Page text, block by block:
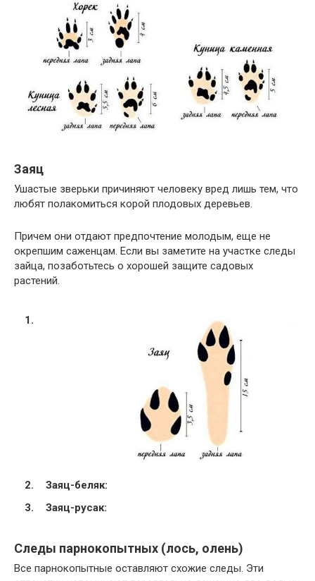
Заяц
Ушастые зверьки причиняют человеку вред лишь тем, что
любят полакомиться корой плодовых деревьев.
Причем они отдают предпочтение молодым, еще не
окрепшим саженцам. Если вы заметите на участке следы
зайца, позаботьтесь о хорошей защите садовых
растений.
Заяц-беляк:
Заяц-русак:
Следы парнокопытных (лось, олень)
Все парнокопытные оставляют схожие следы. Эти